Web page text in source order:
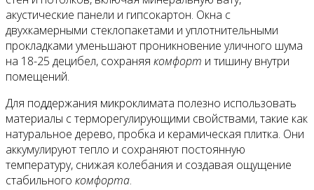
акустические панели и гипсокартон. Окна с
двухкамерными стеклопакетами и уплотнительными
прокладками уменьшают проникновение уличного шума
на 18-25 децибел, сохраняя комфорт и тишину внутри
помещений.
Для поддержания микроклимата полезно использовать
материалы с терморегулирующими свойствами, такие как
натуральное дерево, пробка и керамическая плитка. Они
аккумулируют тепло и сохраняют постоянную
температуру, снижая колебания и создавая ощущение
стабильного комфорта.